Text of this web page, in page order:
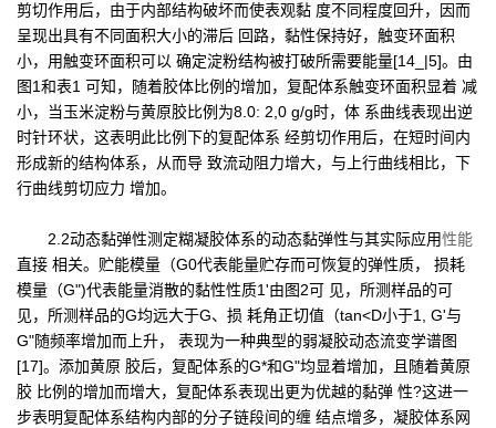
剪切作用后，由于内部结构破坏而使表观黏 度不同程度回升，因而
呈现出具有不同面积大小的滞后 回路，黏性保持好，触变环面积
小，用触变环面积可以 确定淀粉结构被打破所需要能量[14_|5]。由
图1和表1 可知，随着胶体比例的增加，复配体系触变环面积显着 减
小，当玉米淀粉与黄原胶比例为8.0: 2,0 g/g时，体 系曲线表现出逆
时针环状，这表明此比例下的复配体系 经剪切作用后，在短时间内
形成新的结构体系，从而导 致流动阻力增大，与上行曲线相比，下
行曲线剪切应力 增加。
2.2动态黏弹性测定糊凝胶体系的动态黏弹性与其实际应用性能
直接 相关。贮能模量（G0代表能量贮存而可恢复的弹性质， 损耗
模量（G")代表能量消散的黏性性质1'由图2可 见，所测样品的可
见，所测样品的G均远大于G、损 耗角正切值（tan<D小于1, G'与
G"随频率增加而上升， 表现为一种典型的弱凝胶动态流变学谱图
[17]。添加黄原 胶后，复配体系的G*和G"均显着增加，且随着黄原
胶 比例的增加而增大，复配体系表现出更为优越的黏弹 性?这进一
步表明复配体系结构内部的分子链段间的缠 结点增多，凝胶体系网